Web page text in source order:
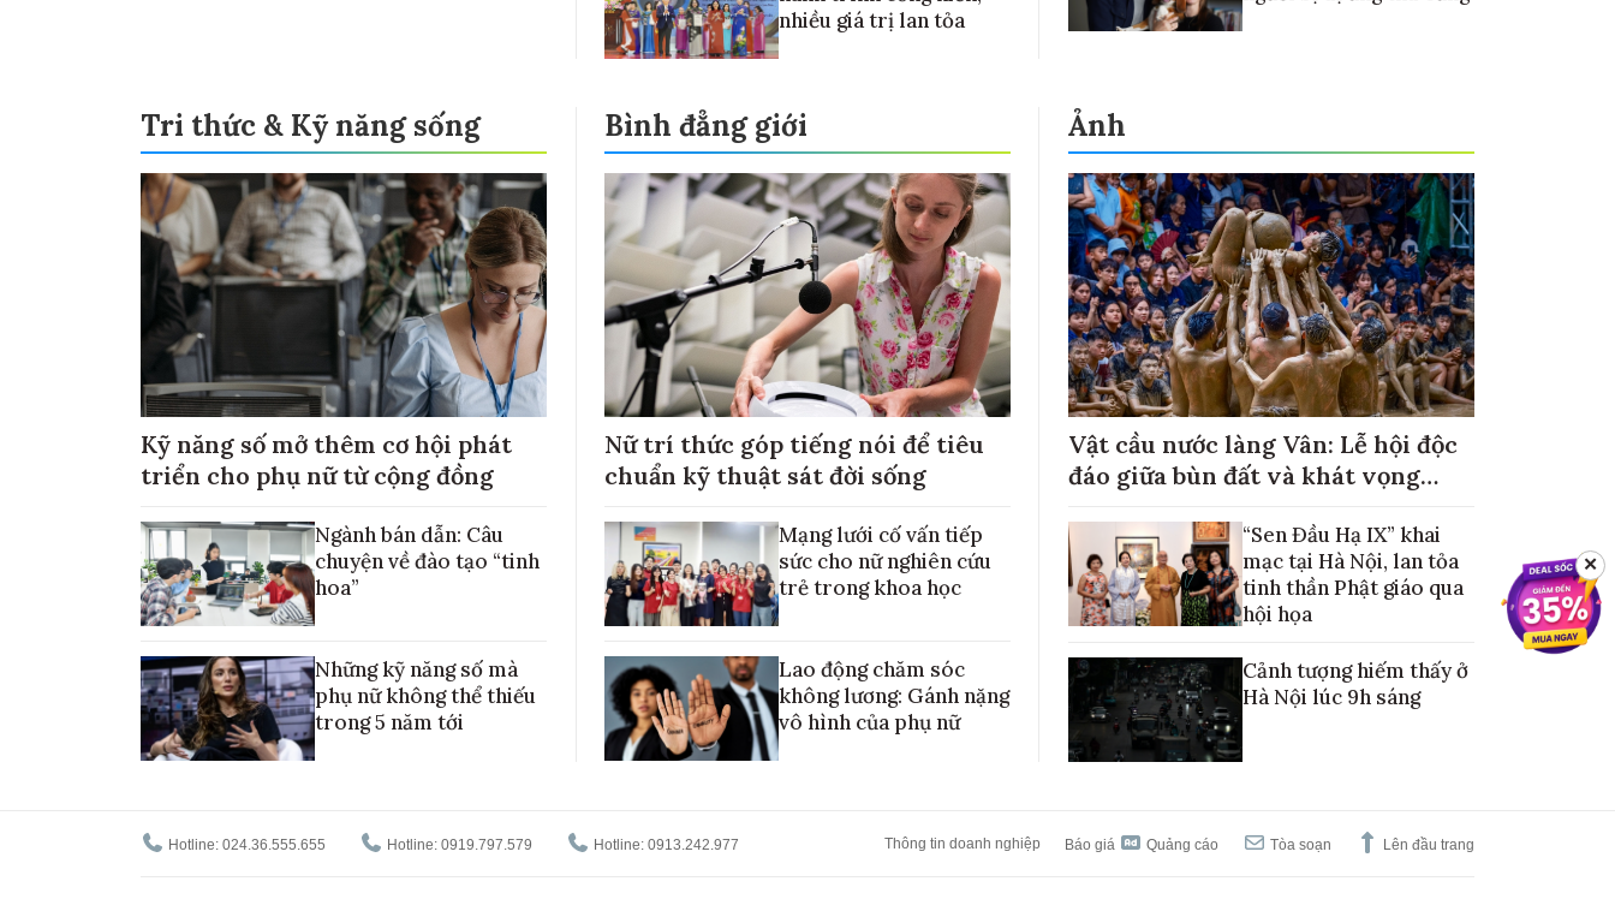
nhiều giá trị lan tỏa
Tri thức & Kỹ năng sống
Kỹ năng số mở thêm cơ hội phát
triển cho phụ nữ từ cộng đồng
Ngành bán dẫn: Câu
chuyện về đào tạo “tinh
hoa”
Những kỹ năng số mà
phụ nữ không thể thiếu
trong 5 năm tới
Bình đẳng giới
Nữ trí thức góp tiếng nói để tiêu
chuẩn kỹ thuật sát đời sống
Mạng lưới cố vấn tiếp
sức cho nữ nghiên cứu
trẻ trong khoa học
Lao động chăm sóc
không lương: Gánh nặng
vô hình của phụ nữ
Ảnh
Vật cầu nước làng Vân: Lễ hội độc
đáo giữa bùn đất và khát vọng
“Sen Đầu Hạ IX” khai
mạc tại Hà Nội, lan tỏa
tinh thần Phật giáo qua
hội họa
Cảnh tượng hiếm thấy ở
Hà Nội lúc 9h sáng
Hotline: 024.36.555.655 Hotline: 0919.797.579 Hotline: 0913.242.977 Thông tin doanh nghiệp Báo giá Quảng cáo Tòa soạn Lên đầu trang
✕